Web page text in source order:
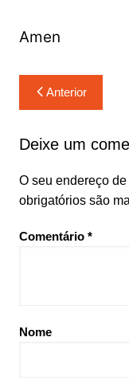
Amen
Navegação
de
Post
Anterior
Deixe um
O seu endereço
obrigatórios são
Comentário *
Nome